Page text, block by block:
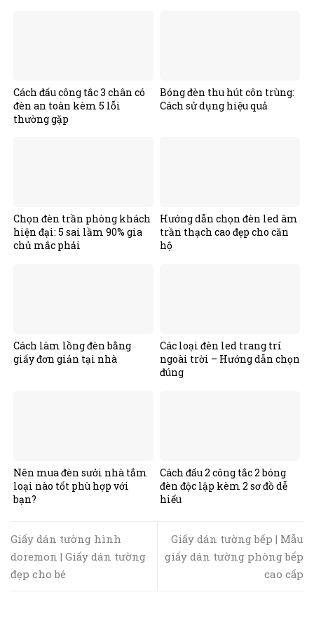
Cách đấu công tắc 3 chân có
đèn an toàn kèm 5 lỗi
thường gặp
Bóng đèn thu hút côn trùng:
Cách sử dụng hiệu quả
Chọn đèn trần phòng khách
hiện đại: 5 sai lầm 90% gia
chủ mắc phải
Hướng dẫn chọn đèn led âm
trần thạch cao đẹp cho căn
hộ
Cách làm lồng đèn bằng
giấy đơn giản tại nhà
Các loại đèn led trang trí
ngoài trời – Hướng dẫn chọn
đúng
Nên mua đèn sưởi nhà tắm
loại nào tốt phù hợp với
bạn?
Cách đấu 2 công tắc 2 bóng
đèn độc lập kèm 2 sơ đồ dễ
hiểu
Giấy dán tường hình
doremon | Giấy dán tường
đẹp cho bé
Giấy dán tường bếp | Mẫu
giấy dán tường phòng bếp
cao cấp